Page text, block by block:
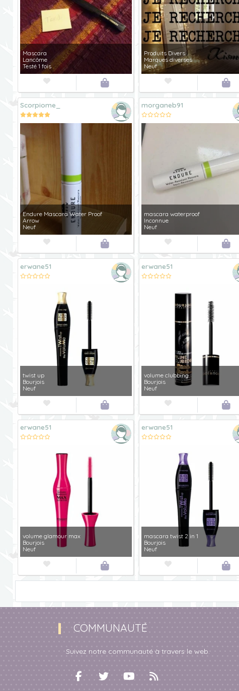
Mascara
Lancôme
Testé 1 fois


Produits Divers
Marques diverses
Neuf


Scorpiome_
Endure Mascara Water Proof
Arrow
Neuf


morganeb91
mascara waterproof
Inconnue
Neuf


erwane51
twist up
Bourjois
Neuf


erwane51
volume clubbing
Bourjois
Neuf


erwane51
volume glamour max
Bourjois
Neuf


erwane51
mascara twist 2 in 1
Bourjois
Neuf


COMMUNAUTÉ
Suivez notre communauté à travers le web.